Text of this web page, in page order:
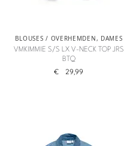
BLOUSES / OVERHEMDEN, DAMES
VMKIMMIE S/S LX V-NECK TOP JRS
BTQ
€ 29,99